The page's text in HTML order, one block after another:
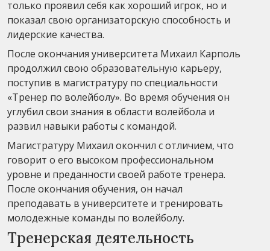
только проявил себя как хороший игрок, но и
показал свою организаторскую способность и
лидерские качества.
После окончания университета Михаил Карполь
продолжил свою образовательную карьеру,
поступив в магистратуру по специальности
«Тренер по волейболу». Во время обучения он
углубил свои знания в области волейбола и
развил навыки работы с командой.
Магистратуру Михаил окончил с отличием, что
говорит о его высоком профессиональном
уровне и преданности своей работе тренера.
После окончания обучения, он начал
преподавать в университете и тренировать
молодежные команды по волейболу.
Тренерская деятельность